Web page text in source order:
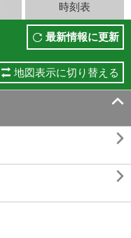
時刻表
最新情報に更新
地図表示に切り替える


